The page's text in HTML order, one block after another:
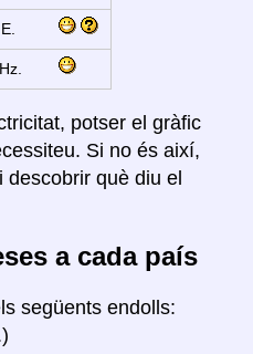
potser el gràfic
Si no és així,
què diu el
a cada país
següents endolls: